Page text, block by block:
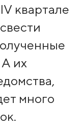
квартале
их
много